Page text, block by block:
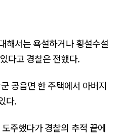
해서는 욕설하거나 횡설수설
다고 경찰은 전했다.
공음면 한 주택에서 아버지
다.
주했다가 경찰의 추적 끝에